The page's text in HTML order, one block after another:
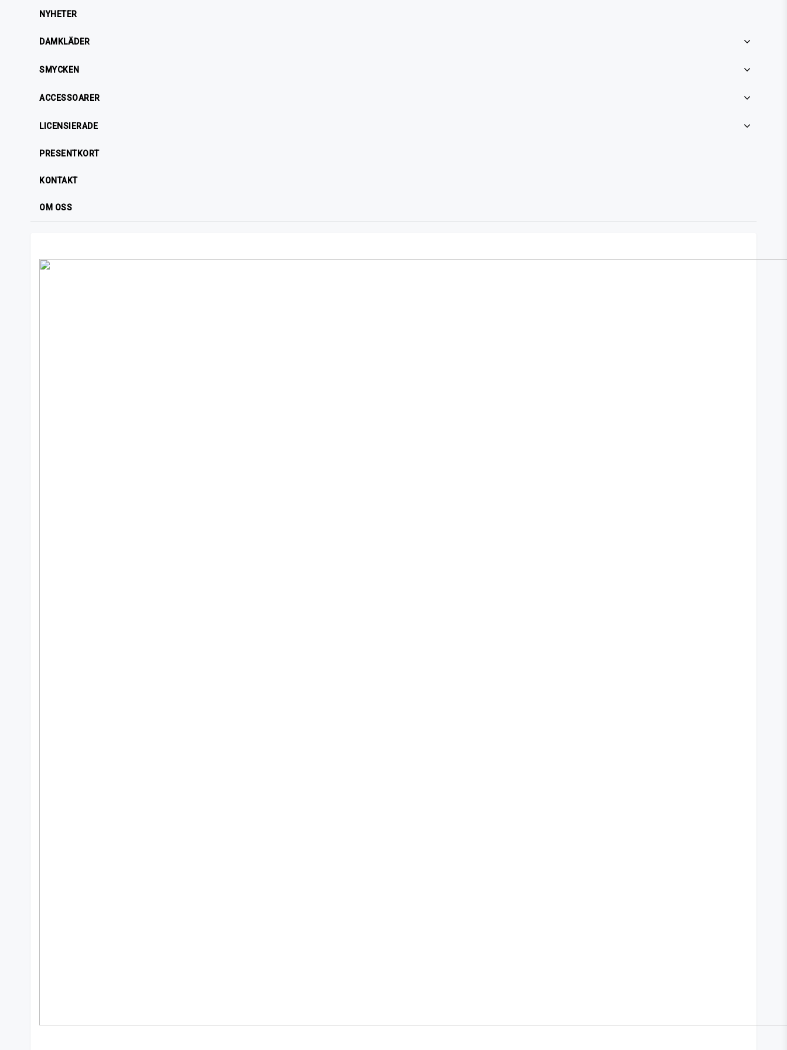
NYHETER
DAMKLÄDER
SMYCKEN
ACCESSOARER
LICENSIERADE
PRESENTKORT
KONTAKT
OM OSS